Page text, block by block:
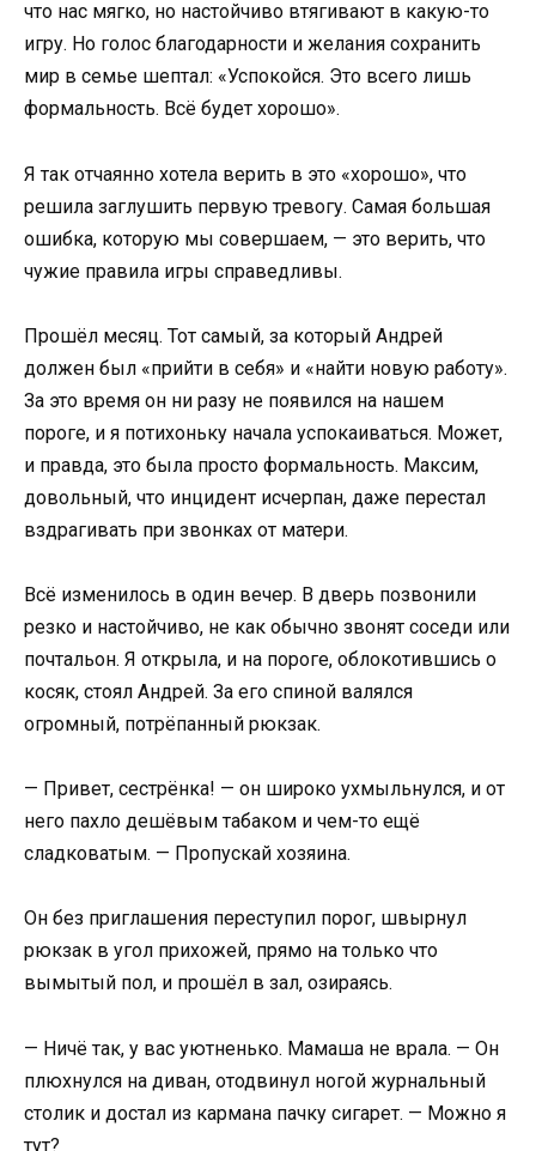
что нас мягко, но настойчиво втягивают в какую-то
игру. Но голос благодарности и желания сохранить
мир в семье шептал: «Успокойся. Это всего лишь
формальность. Всё будет хорошо».
Я так отчаянно хотела верить в это «хорошо», что
решила заглушить первую тревогу. Самая большая
ошибка, которую мы совершаем, — это верить, что
чужие правила игры справедливы.
Прошёл месяц. Тот самый, за который Андрей
должен был «прийти в себя» и «найти новую работу».
За это время он ни разу не появился на нашем
пороге, и я потихоньку начала успокаиваться. Может,
и правда, это была просто формальность. Максим,
довольный, что инцидент исчерпан, даже перестал
вздрагивать при звонках от матери.
Всё изменилось в один вечер. В дверь позвонили
резко и настойчиво, не как обычно звонят соседи или
почтальон. Я открыла, и на пороге, облокотившись о
косяк, стоял Андрей. За его спиной валялся
огромный, потрёпанный рюкзак.
— Привет, сестрёнка! — он широко ухмыльнулся, и от
него пахло дешёвым табаком и чем-то ещё
сладковатым. — Пропускай хозяина.
Он без приглашения переступил порог, швырнул
рюкзак в угол прихожей, прямо на только что
вымытый пол, и прошёл в зал, озираясь.
— Ничё так, у вас уютненько. Мамаша не врала. — Он
плюхнулся на диван, отодвинул ногой журнальный
столик и достал из кармана пачку сигарет. — Можно я
тут?